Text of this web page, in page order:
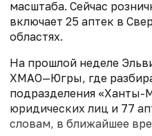
масштаба. Сейчас
включает 25 аптек в
областях.
На прошлой неделе
ХМАО—Югры, где
подразделения «Ханты-
юридических лиц и 77
словам, в ближайшее